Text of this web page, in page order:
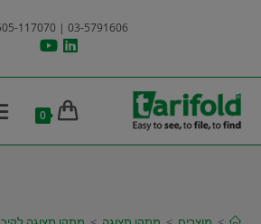
03-5791606 | 0505-117070
0